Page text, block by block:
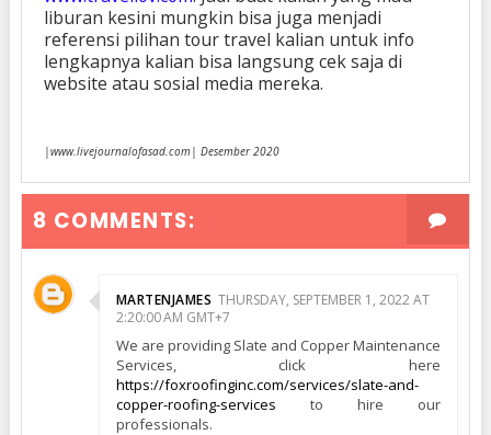
liburan kesini mungkin bisa juga menjadi
referensi pilihan tour travel kalian untuk info
lengkapnya kalian bisa langsung cek saja di
website atau sosial media mereka.
|www.livejournalofasad.com| Desember 2020
8 COMMENTS:
MARTENJAMES THURSDAY, SEPTEMBER 1, 2022 AT
2:20:00 AM GMT+7
We are providing Slate and Copper Maintenance
Services, click here
https://foxroofinginc.com/services/slate-and-
copper-roofing-services to hire our
professionals.